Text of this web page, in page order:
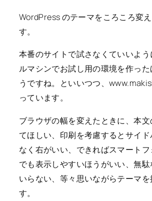
WordPress のテーマをころころ変
す。
本番のサイトで試さなくていいよ
ルマシンでお試し用の環境を作っ
うですね。といいつつ、
っています。
ブラウザの幅を変えたときに、本
てほしい、印刷を考慮するとサイ
なく右がいい、できればスマート
でも表示しやすいほうがいい、無
いらない、等々思いながらテーマを
す。